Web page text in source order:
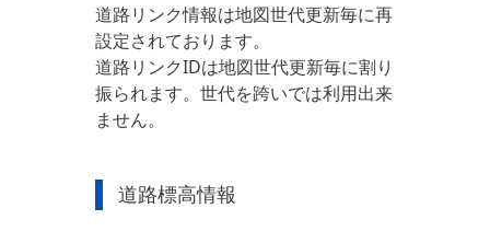
道路リンク情報は地図世代更新毎に再
設定されております。
道路リンクIDは地図世代更新毎に割り
振られます。世代を跨いでは利用出来
ません。
道路標高情報